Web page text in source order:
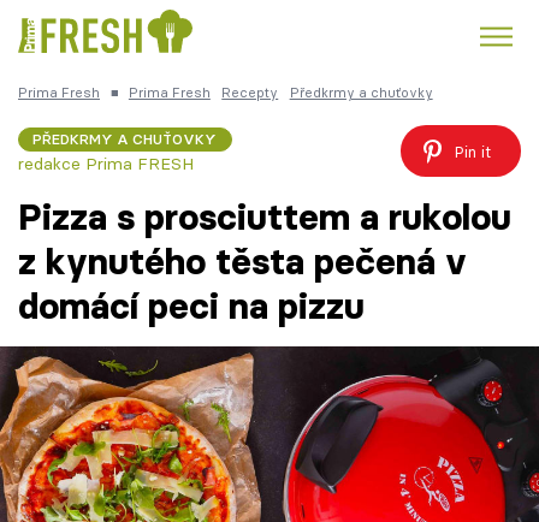
Česká kuchyně Čokoláda
Témata
Recepty
Články
TV Program
Prima Fresh ■ Prima Fresh Recepty Předkrmy a chuťovky
PŘEDKRMY A CHUŤOVKY
redakce Prima FRESH
Pin it
Pizza s prosciuttem a rukolou
z kynutého těsta pečená v
domácí peci na pizzu